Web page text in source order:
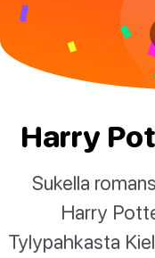
Harry
Sukella
Harry
Tylypahkasta